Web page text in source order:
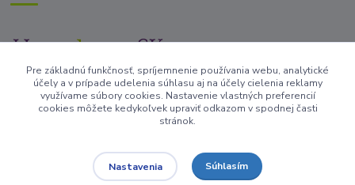
+421917682234
/Po-Pi 9-17 hod/
Pre základnú funkčnosť, spríjemnenie používania webu, analytické
účely a v prípade udelenia súhlasu aj na účely cielenia reklamy
využívame súbory cookies. Nastavenie vlastných preferencií
cookies môžete kedykoľvek upraviť odkazom v spodnej časti
stránok.
Nastavenia Súhlasím